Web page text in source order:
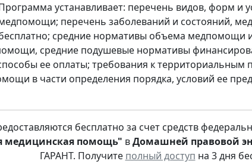
устанавливает: перечень видов, форм и
перечень заболеваний и состояний,
средние нормативы объема медпомощи
средние подушевые нормативы
ее оплаты; требования к территориальным
в части определения порядка, условий ее
бесплатно за счет средств
медицинская помощь" вДомашней правовой
ГАРАНТ. Получите полный доступ на 3 дня